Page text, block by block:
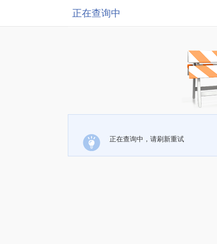
正在查询中
正在查询中，请刷新重试